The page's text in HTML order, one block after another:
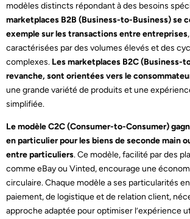
modèles distincts répondant à des besoins
marketplaces B2B (Business-to-Business) se
exemple sur les transactions entre entreprises
caractérisées par des volumes élevés et des
complexes. Les marketplaces B2C (Business-
revanche, sont orientées vers le
une grande variété de produits et une
simplifiée.
Le modèle C2C (Consumer-to-Consumer)
en particulier pour les biens de seconde main
entre particuliers. Ce modèle, facilité par des
comme eBay ou Vinted, encourage une
circulaire. Chaque modèle a ses particularités
paiement, de logistique et de relation client,
approche adaptée pour optimiser l’expérience